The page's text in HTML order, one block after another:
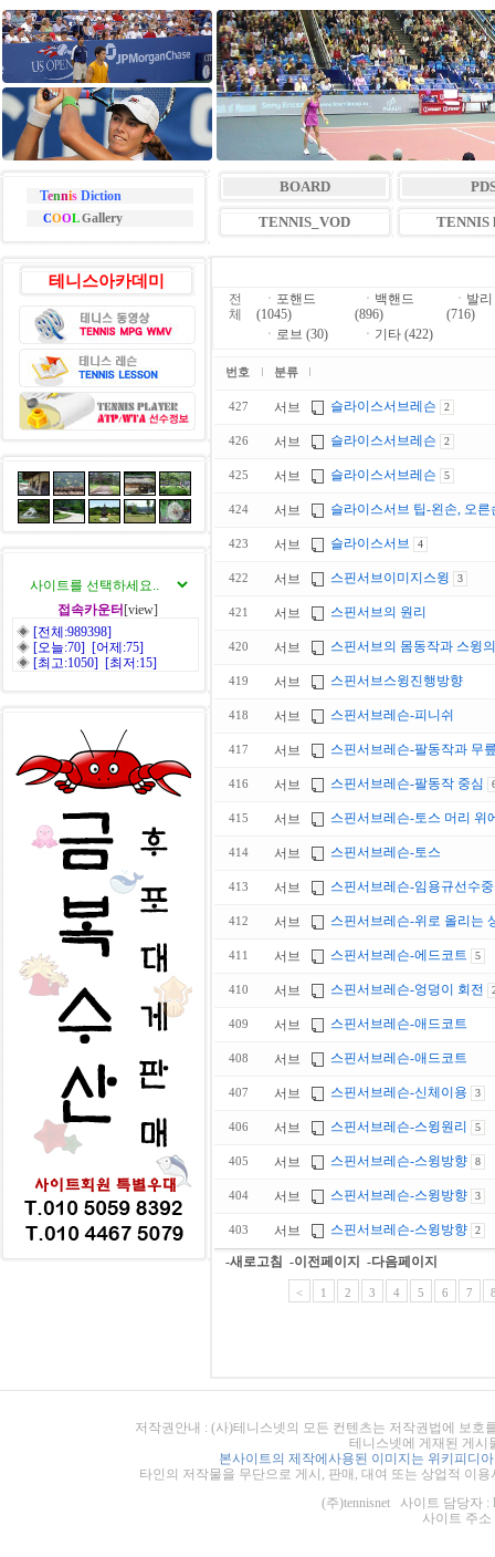
TennisDiction
COOLGallery
BOARD
TENNIS_VOD TENNIS
테니스아카데미
접속카운터 [view]
◈ [전체:989398]
◈ [오늘:70] [어제:75]
◈ [최고:1050] [최저:15]
전
체
ㆍ 포핸드
(1045)
ㆍ 백핸드
(896)
ㆍ 발리
(716)
ㆍ 로브 (30) ㆍ 기타 (422)
번호 분류
427 서브 슬라이스서브레슨 2
426 서브 슬라이스서브레슨 2
425 서브 슬라이스서브레슨 5
424 서브 슬라이스서브 팁-왼손, 오
423 서브 슬라이스서브 4
422 서브 스핀서브이미지스윙 3
421 서브 스핀서브의 원리
420 서브 스핀서브의 몸동작과 스윙
419 서브 스핀서브스윙진행방향
418 서브 스핀서브레슨-피니쉬
417 서브 스핀서브레슨-팔동작과 무
416 서브 스핀서브레슨-팔동작 중심
415 서브 스핀서브레슨-토스 머리 위
414 서브 스핀서브레슨-토스
413 서브 스핀서브레슨-임용규선수
412 서브 스핀서브레슨-위로 올리는
411 서브 스핀서브레슨-에드코트 5
410 서브 스핀서브레슨-엉덩이 회전
409 서브 스핀서브레슨-애드코트
408 서브 스핀서브레슨-애드코트
407 서브 스핀서브레슨-신체이용 3
406 서브 스핀서브레슨-스윙원리 5
405 서브 스핀서브레슨-스윙방향 8
404 서브 스핀서브레슨-스윙방향 3
403 서브 스핀서브레슨-스윙방향 2
-새로고침 -이전페이지 -다음페이지
< 1 2 3 4 5 6 7
저작권안내 : (사)테니스넷의 모든 컨텐츠는 저작권법에 보
테니스넷에 게재된 게시
본사이트의 제작에사용된 이미지는 위키피디
타인의 저작물을 무단으로 게시, 판매, 대여 또는 상업적 이
(주)tennisnet 사이트 담당자 :
사이트 주